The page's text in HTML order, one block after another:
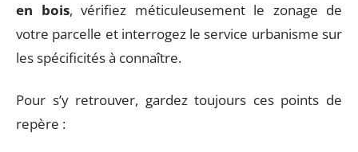
en bois, vérifiez méticuleusement le zonage de
votre parcelle et interrogez le service urbanisme sur
les spécificités à connaître.
Pour s’y retrouver, gardez toujours ces points de
repère :